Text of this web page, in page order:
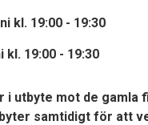
kl. 19:00 - 19:30
kl. 19:00 - 19:30
i utbyte mot de gamla
samtidigt för att